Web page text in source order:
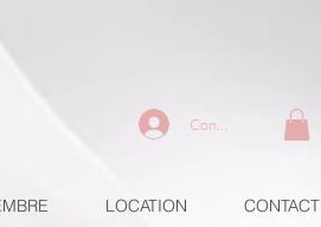
Connexion
LOCATION CONTACT